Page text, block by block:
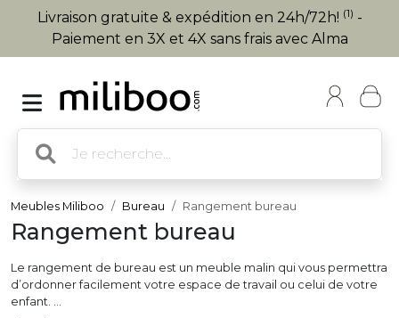
Livraison gratuite & expédition en 24h/72h! (1) -
Paiement en 3X et 4X sans frais avec Alma
Meubles Miliboo Bureau Rangement bureau
Rangement bureau
Le rangement de bureau est un meuble malin qui vous permettra
d’ordonner facilement votre espace de travail ou celui de votre
enfant.